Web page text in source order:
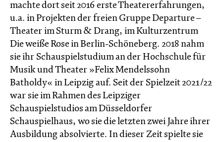
machte dort seit 2016 erste Theatererfahrungen,
u.a. in Projekten der freien Gruppe Departure –
Theater im Sturm & Drang, im Kulturzentrum
Die weiße Rose in Berlin-Schöneberg. 2018 nahm
sie ihr Schauspielstudium an der Hochschule für
Musik und Theater »Felix Mendelssohn
Batholdy« in Leipzig auf. Seit der Spielzeit 2021/22
war sie im Rahmen des Leipziger
Schauspielstudios am Düsseldorfer
Schauspielhaus, wo sie die letzten zwei Jahre ihrer
Ausbildung absolvierte. In dieser Zeit spielte sie